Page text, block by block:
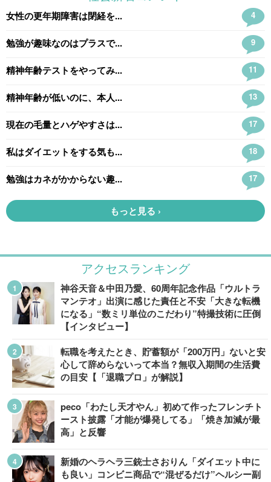
アクセスランキング
神谷天音＆中田乃愛、60周年記念作品「ウルトラ
マンテオ」出演に感じた責任と不安「大きな転機
になる」“数ミリ単位のこだわり”特撮技術に圧倒
【インタビュー】
転職を考えたとき、貯蓄額が「200万円」ないと安
心して辞めらないって本当？無収入期間の生活費
の目安【「退職プロ」が解説】
peco「わたし天才やん」初めて作ったフレンチト
ースト披露「才能が爆発してる」「焼き加減が最
高」と反響
新婚のヘラヘラ三銃士さおりん「ダイエット中に
も良い」コンビニ商品で“混ぜるだけ”ヘルシー副